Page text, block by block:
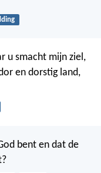
u smacht mijn ziel,
en dorstig land,
bent en dat de